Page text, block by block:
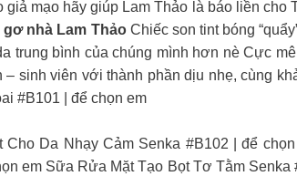
giả mạo hãy giúp Lam Thảo là báo liền
nhà Lam ThảoChiếc son tint bóng
trung bình của chúng mình hơn nè Cực
– sinh viên với thành phần dịu nhẹ, cùng
#B101 | để chọn em
Cho Da Nhạy Cảm Senka #B102 | để
em Sữa Rửa Mặt Tạo Bọt Tơ Tằm